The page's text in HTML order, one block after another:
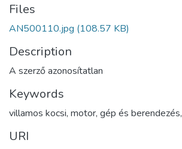
Files
AN500110.jpg (108.57 KB)
Description
A szerző azonosítatlan
Keywords
villamos kocsi, motor, gép és berendezés,
URI